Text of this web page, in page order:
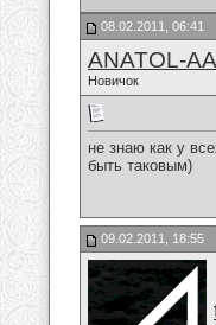
08.02.2011, 06:41
ANATOL-AA
Новичок
не знаю как у
быть таковым)
09.02.2011, 18:55